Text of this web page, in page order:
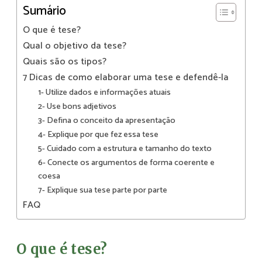
Sumário
O que é tese?
Qual o objetivo da tese?
Quais são os tipos?
7 Dicas de como elaborar uma tese e defendê-la
1- Utilize dados e informações atuais
2- Use bons adjetivos
3- Defina o conceito da apresentação
4- Explique por que fez essa tese
5- Cuidado com a estrutura e tamanho do texto
6- Conecte os argumentos de forma coerente e
coesa
7- Explique sua tese parte por parte
FAQ
O que é tese?